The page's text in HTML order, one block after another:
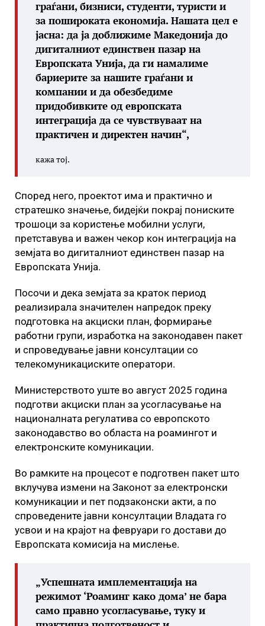
граѓани, бизниси, студенти, туристи и
за пошироката економија. Нашата цел е
јасна: да ја доближиме Македонија до
дигиталниот единствен пазар на
Европската Унија, да ги намалиме
бариерите за нашите граѓани и
компании и да обезбедиме
придобивките од европската
интеграција да се чувствуваат на
практичен и директен начин“,
кажа тој.
Според него, проектот има и практично и
стратешко значење, бидејќи покрај пониските
трошоци за користење мобилни услуги,
претставува и важен чекор кон интеграција на
земјата во дигиталниот единствен пазар на
Европската Унија.
Посочи и дека земјата за краток период
реализирала значителен напредок преку
подготовка на акциски план, формирање
работни групи, изработка на законодавен пакет
и спроведување јавни консултации со
телекомуникациските оператори.
Министерството уште во август 2025 година
подготви акциски план за усогласување на
националната регулатива со европското
законодавство во областа на роамингот и
електронските комуникации.
Во рамките на процесот е подготвен пакет што
вклучува измени на Законот за електронски
комуникации и пет подзаконски акти, а по
спроведените јавни консултации Владата го
усвои и на крајот на февруари го достави до
Европската комисија на мислење.
„Успешната имплементација на
режимот ‘Роаминг како дома’ не бара
само правно усогласување, туку и